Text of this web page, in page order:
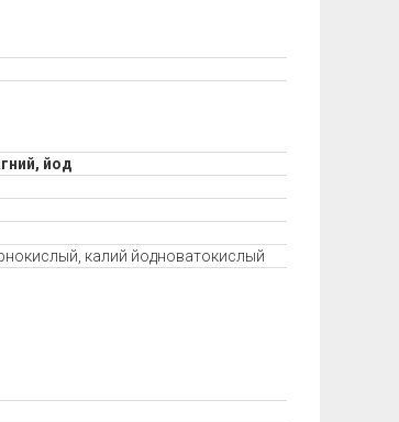
йод
калий йодноватокислый